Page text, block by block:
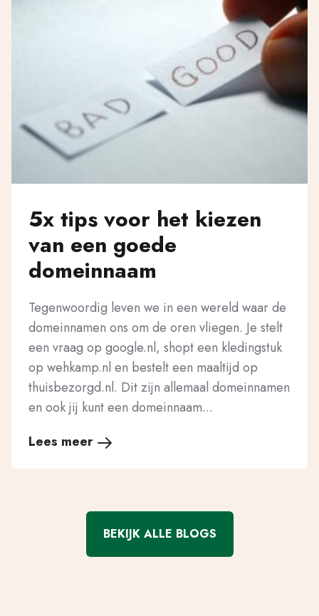
5x tips voor het kiezen
van een goede
domeinnaam
Tegenwoordig leven we in een wereld waar de
domeinnamen ons om de oren vliegen. Je stelt
een vraag op google.nl, shopt een kledingstuk
op wehkamp.nl en bestelt een maaltijd op
thuisbezorgd.nl. Dit zijn allemaal domeinnamen
en ook jij kunt een domeinnaam...
Lees meer
BEKIJK ALLE BLOGS